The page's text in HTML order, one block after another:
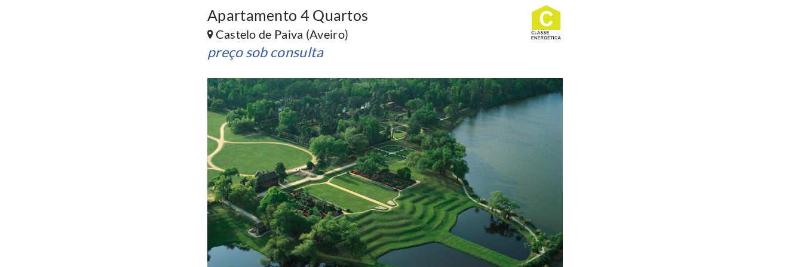
Apartamento 4 Quartos
Castelo de Paiva (Aveiro)
preço sob consulta